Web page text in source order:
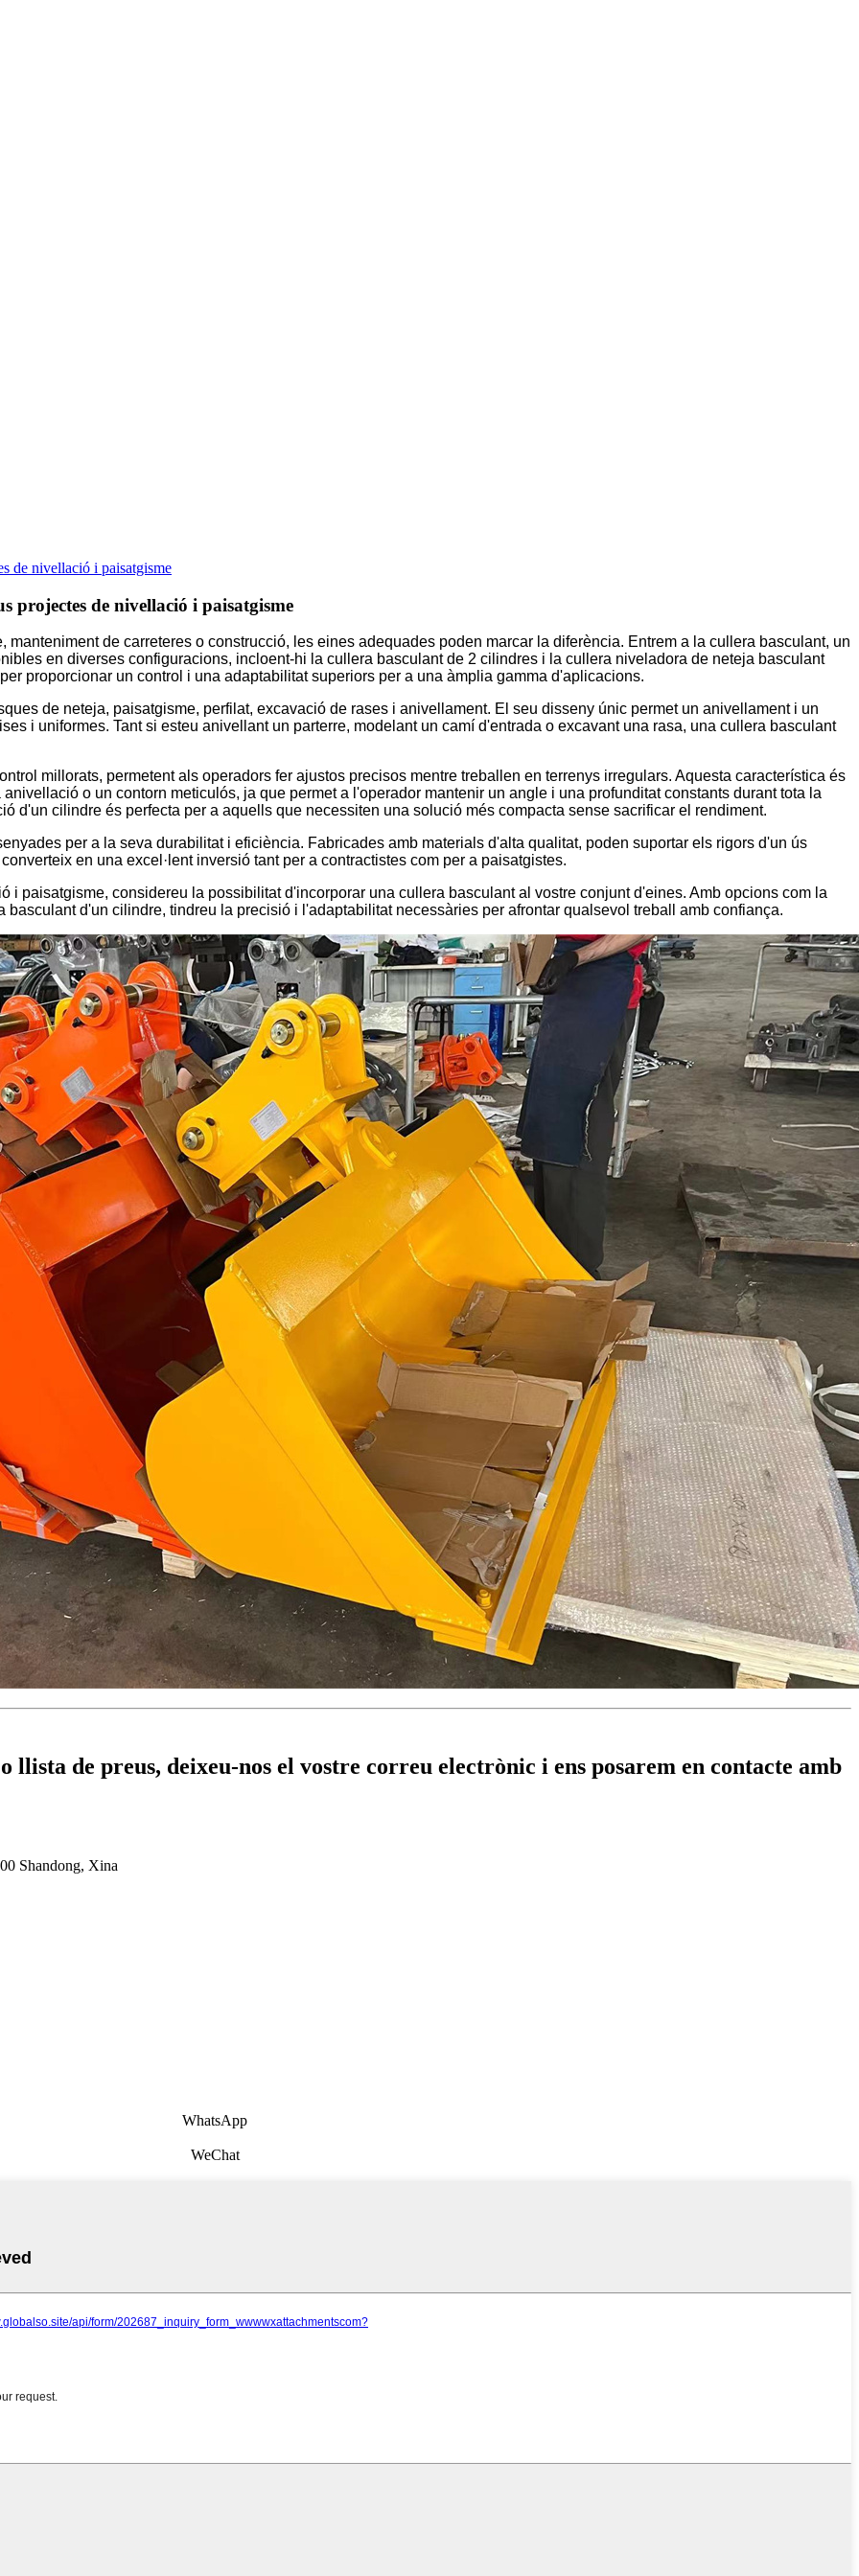
de nivellació i paisatgisme
projectes de nivellació i paisatgisme
de carreteres o construcció, les eines adequades poden marcar la diferència. Entrem a la cullera basculant, un
en diverses configuracions, incloent-hi la cullera basculant de 2 cilindres i la cullera niveladora de neteja basculant
proporcionar un control i una adaptabilitat superiors per a una àmplia gamma d'aplicacions.
de neteja, paisatgisme, perfilat, excavació de rases i anivellament. El seu disseny únic permet un anivellament i un
i uniformes. Tant si esteu anivellant un parterre, modelant un camí d'entrada o excavant una rasa, una cullera basculant
millorats, permetent als operadors fer ajustos precisos mentre treballen en terrenys irregulars. Aquesta característica és
o un contorn meticulós, ja que permet a l'operador mantenir un angle i una profunditat constants durant tota la
d'un cilindre és perfecta per a aquells que necessiten una solució més compacta sense sacrificar el rendiment.
per a la seva durabilitat i eficiència. Fabricades amb materials d'alta qualitat, poden suportar els rigors d'un ús
en una excel·lent inversió tant per a contractistes com per a paisatgistes.
i paisatgisme, considereu la possibilitat d'incorporar una cullera basculant al vostre conjunt d'eines. Amb opcions com la
d'un cilindre, tindreu la precisió i l'adaptabilitat necessàries per afrontar qualsevol treball amb confiança.
llista de preus, deixeu-nos el vostre correu electrònic i ens posarem en contacte amb
Shandong, Xina
WhatsApp
WeChat